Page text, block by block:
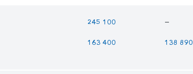
245 100 —
163 400 138 890